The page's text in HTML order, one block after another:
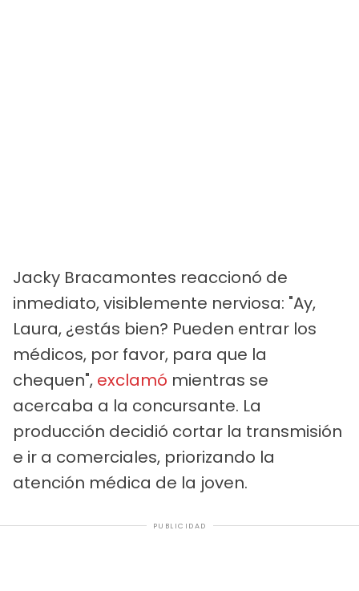
Jacky Bracamontes reaccionó de
inmediato, visiblemente nerviosa: "Ay,
Laura, ¿estás bien? Pueden entrar los
médicos, por favor, para que la
chequen", exclamó mientras se
acercaba a la concursante. La
producción decidió cortar la transmisión
e ir a comerciales, priorizando la
atención médica de la joven.
PUBLICIDAD